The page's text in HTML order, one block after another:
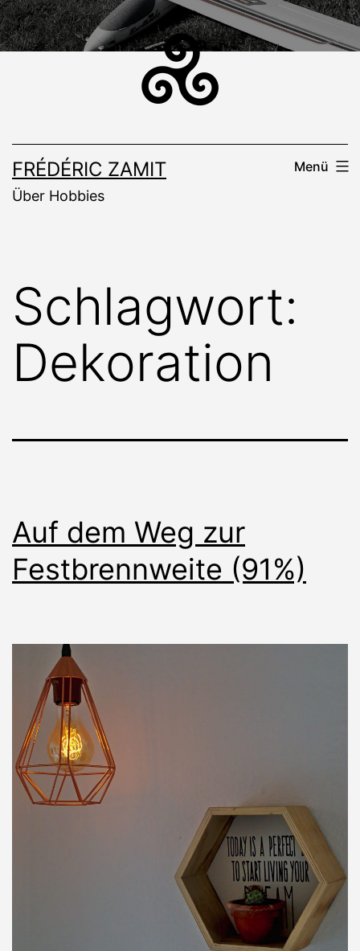
Zum
Inhalt
FRÉDÉRIC ZAMIT
Über Hobbies
Menü
Schlagwort:
Dekoration
Auf dem Weg zur
Festbrennweite (91%)